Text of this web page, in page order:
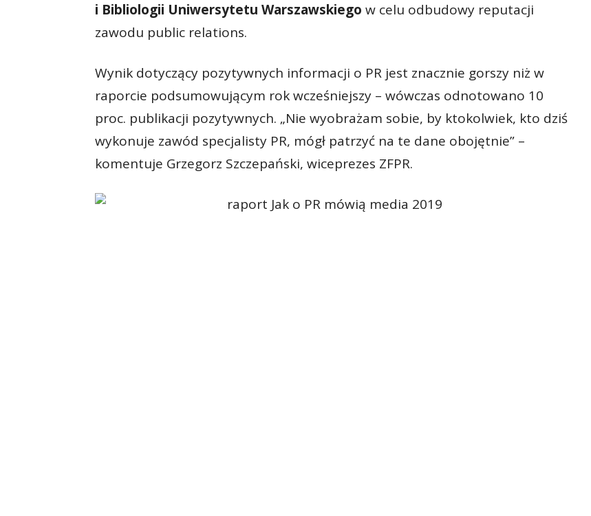
i Bibliologii Uniwersytetu Warszawskiego w celu odbudowy reputacji
zawodu public relations.
Wynik dotyczący pozytywnych informacji o PR jest znacznie gorszy niż w
raporcie podsumowującym rok wcześniejszy – wówczas odnotowano 10
proc. publikacji pozytywnych. „Nie wyobrażam sobie, by ktokolwiek, kto dziś
wykonuje zawód specjalisty PR, mógł patrzyć na te dane obojętnie” –
komentuje Grzegorz Szczepański, wiceprezes ZFPR.